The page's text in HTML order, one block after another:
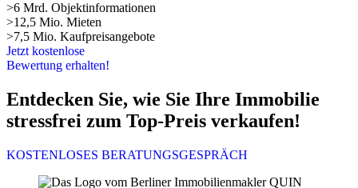
>6 Mrd. Objektinformationen
>12,5 Mio. Mieten
>7,5 Mio. Kaufpreisangebote
Jetzt kostenlose
Bewertung erhalten!
Entdecken Sie, wie Sie Ihre Immobilie
stressfrei zum Top-Preis verkaufen!
KOSTENLOSES BERATUNGSGESPRÄCH